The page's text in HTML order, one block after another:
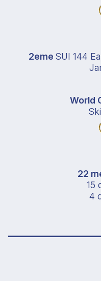
2eme SUI 144
World
22
15
4